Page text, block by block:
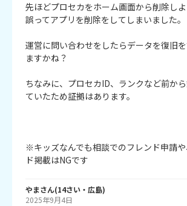
先ほどプロセカをホーム画面から削除しよ
誤ってアプリを削除をしてしまいました。
運営に問い合わせをしたらデータを復旧
ますかね？
ちなみに、プロセカID、ランクなど前か
ていたため証拠はあります。
※キッズなんでも相談でのフレンド申請
ド掲載はNGです
やまさん(14さい・ 広島)
2025年9月4日